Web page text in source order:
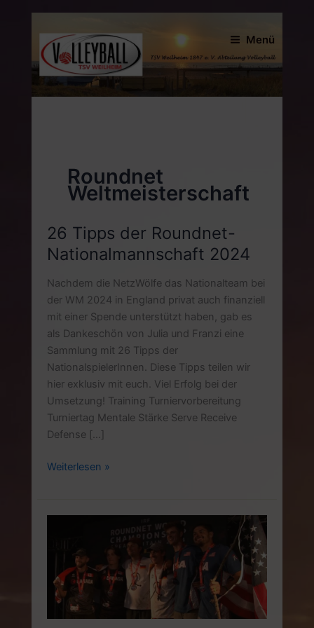
springen
Menü
Roundnet
Weltmeisterschaft
26 Tipps der Roundnet-
Nationalmannschaft 2024
Nachdem die NetzWölfe das Nationalteam bei
der WM 2024 in England privat auch finanziell
mit einer Spende unterstützt haben, gab es
als Dankeschön von Julia und Franzi eine
Sammlung mit 26 Tipps der
NationalspielerInnen. Diese Tipps teilen wir
hier exklusiv mit euch. Viel Erfolg bei der
Umsetzung! Training Turniervorbereitung
Turniertag Mentale Stärke Serve Receive
Defense […]
26
Roundnet-
Weiterlesen »